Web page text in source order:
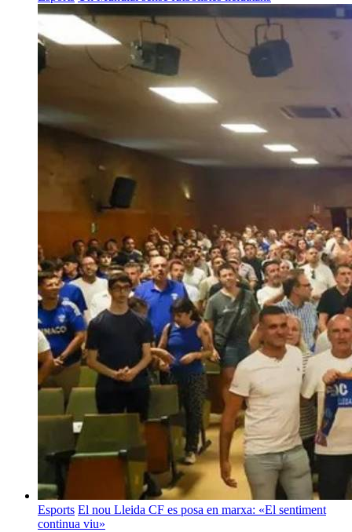
Esports El nou Lleida CF es posa en marxa: «El sentiment
continua viu»